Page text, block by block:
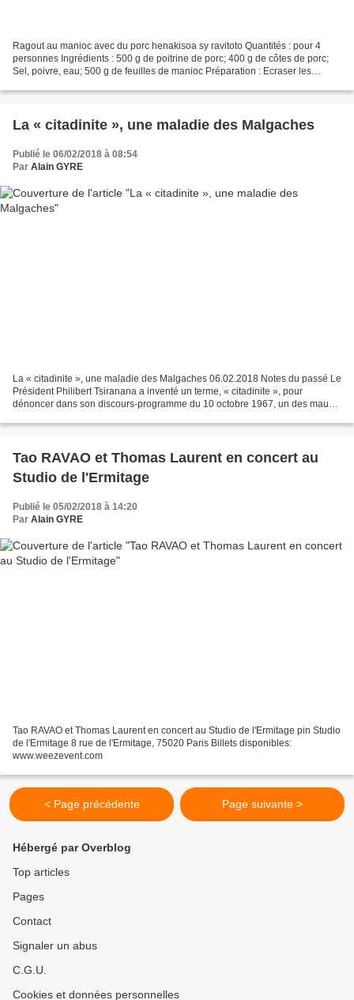
Ragout au manioc avec du porc henakisoa sy ravitoto Quantités : pour 4
personnes Ingrédients : 500 g de poitrine de porc; 400 g de côtes de porc;
Sel, poivre, eau; 500 g de feuilles de manioc Préparation : Ecraser les
La « citadinite », une maladie des Malgaches
Publié le 06/02/2018 à 08:54
Par Alain GYRE
La « citadinite », une maladie des Malgaches 06.02.2018 Notes du passé Le
Président Philibert Tsiranana a inventé un terme, « citadinite », pour
dénoncer dans son discours-programme du 10 octobre 1967, un des maux
Tao RAVAO et Thomas Laurent en concert au
Studio de l'Ermitage
Publié le 05/02/2018 à 14:20
Par Alain GYRE
Tao RAVAO et Thomas Laurent en concert au Studio de l'Ermitage pin Studio
de l'Ermitage 8 rue de l'Ermitage, 75020 Paris Billets disponibles:
www.weezevent.com
< Page précédente Page suivante >
Hébergé par Overblog
Top articles
Pages
Contact
Signaler un abus
C.G.U.
Cookies et données personnelles